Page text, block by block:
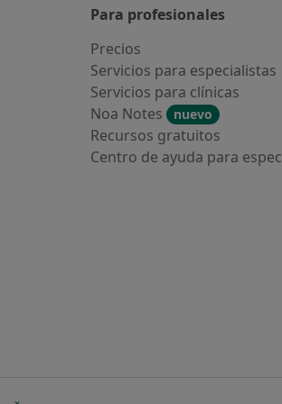
Para profesionales
Precios
Servicios para especialistas
Servicios para clínicas
Noa Notes
nuevo
Recursos gratuitos
Centro de ayuda para